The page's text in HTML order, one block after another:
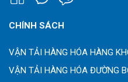
CHÍNH SÁCH
VẬN TẢI HÀNG HÓA HÀNG
VẬN TẢI HÀNG HÓA ĐƯỜNG